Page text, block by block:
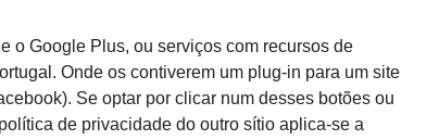
o Google Plus, ou serviços com recursos de
Onde os contiverem um plug-in para um site
Se optar por clicar num desses botões ou
de privacidade do outro sítio aplica-se a